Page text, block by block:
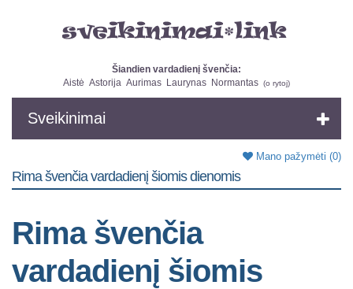
Šiandien vardadienį švenčia:
Aistė Astorija Aurimas Laurynas Normantas (o rytoj)
Sveikinimai
Mano pažymėti (0)
Rima švenčia vardadienį šiomis dienomis
Rima švenčia
vardadienį šiomis